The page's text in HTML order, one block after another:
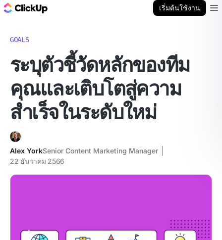
เริ่มต้นใช้งาน
GOALS
ระบุตัวชี้วัดหลักของทีม
คุณและเติบโตสู่ความ
สำเร็จในระดับใหม่
Alex YorkSenior Content Marketing Manager
22 ธันวาคม 2566